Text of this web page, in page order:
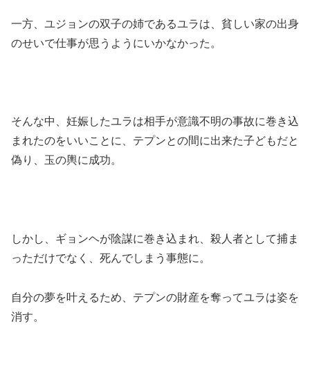
一方、ユジョンの双子の姉であるユラは、貧しい家の出身
のせいで仕事が思うようにいかなかった。
そんな中、妊娠したユラは相手が意識不明の事故に巻き込
まれたのをいいことに、テプンとの間に出来た子どもだと
偽り、玉の輿に成功。
しかし、ギョンヘが陰謀に巻き込まれ、殺人者として捕ま
っただけでなく、死んでしまう事態に。
自分の夢を叶えるため、テプンの財産を奪ってユラは姿を
消す。